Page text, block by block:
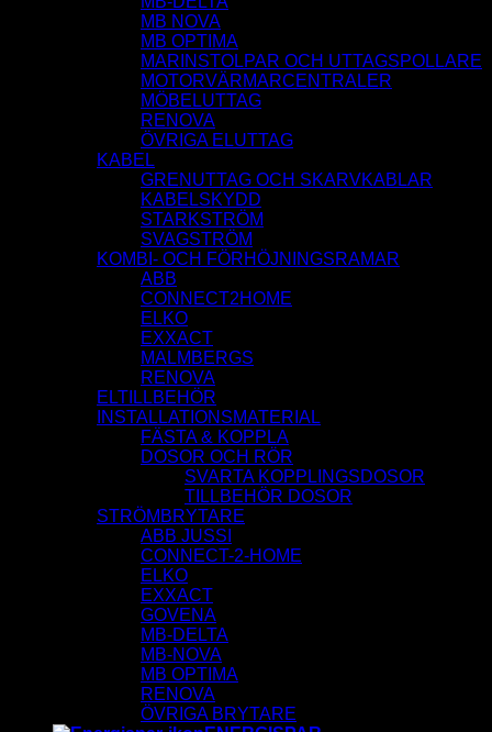
MB NOVA
MB OPTIMA
MARINSTOLPAR OCH UTTAGSPOLLARE
MOTORVÄRMARCENTRALER
MÖBELUTTAG
RENOVA
ÖVRIGA ELUTTAG
KABEL
GRENUTTAG OCH SKARVKABLAR
KABELSKYDD
STARKSTRÖM
SVAGSTRÖM
KOMBI- OCH FÖRHÖJNINGSRAMAR
ABB
CONNECT2HOME
ELKO
EXXACT
MALMBERGS
RENOVA
ELTILLBEHÖR
INSTALLATIONSMATERIAL
FÄSTA & KOPPLA
DOSOR OCH RÖR
SVARTA KOPPLINGSDOSOR
TILLBEHÖR DOSOR
STRÖMBRYTARE
ABB JUSSI
CONNECT-2-HOME
ELKO
EXXACT
GOVENA
MB-DELTA
MB-NOVA
MB OPTIMA
RENOVA
ÖVRIGA BRYTARE